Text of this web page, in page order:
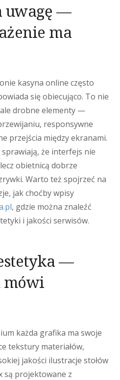
uwagę —
ma
kasyna online często
się obiecująco. To nie
drobne elementy —
responsywne
przejścia między ekranami.
że interfejs nie
obietnicą dobrze
Warto też spojrzeć na
jak choćby wpisy
, gdzie można znaleźć
i jakości serwisów.
—
mówi
każda grafika ma swoje
tekstury materiałów,
jakości ilustracje stołów
są projektowane z